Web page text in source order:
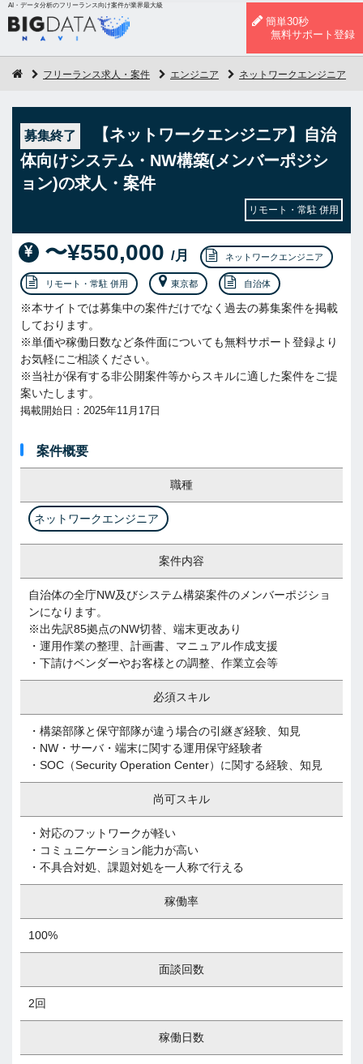
AI・データ分析のフリーランス向け案件が業界最大級
簡単30秒
無料サポート登録
フリーランス求人・案件 エンジニア ネットワークエンジニア
募集終了
【ネットワークエンジニア】自治
体向けシステム・NW構築(メンバーポジシ
ョン)の求人・案件
リモート・常駐 併用
〜¥550,000 /月 ネットワークエンジニア
リモート・常駐 併用 東京都 自治体
※本サイトでは募集中の案件だけでなく過去の募集案件を掲載
しております。
※単価や稼働日数など条件面についても無料サポート登録より
お気軽にご相談ください。
※当社が保有する非公開案件等からスキルに適した案件をご提
案いたします。
掲載開始日：2025年11月17日
案件概要
職種
ネットワークエンジニア
案件内容
自治体の全庁NW及びシステム構築案件のメンバーポジショ
ンになります。
※出先訳85拠点のNW切替、端末更改あり
・運用作業の整理、計画書、マニュアル作成支援
・下請けベンダーやお客様との調整、作業立会等
必須スキル
・構築部隊と保守部隊が違う場合の引継ぎ経験、知見
・NW・サーバ・端末に関する運用保守経験者
・SOC（Security Operation Center）に関する経験、知見
尚可スキル
・対応のフットワークが軽い
・コミュニケーション能力が高い
・不具合対処、課題対処を一人称で行える
稼働率
100%
面談回数
2回
稼働日数